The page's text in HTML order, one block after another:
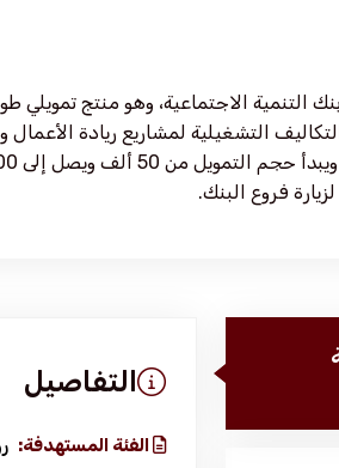
التنمية الاجتماعية، وهو منتج تمويلي
التشغيلية لمشاريع ريادة الأعمال
فروع البنك.
التفاصيل
الفئة المستهدفة: